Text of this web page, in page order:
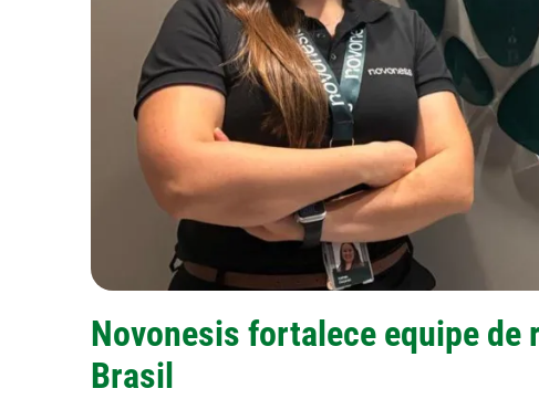
Novonesis fortalece equipe de
Brasil